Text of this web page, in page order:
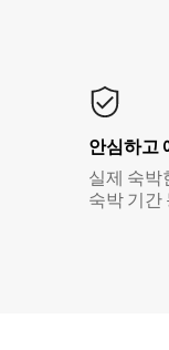
안심하고
실제 숙박
숙박 기간